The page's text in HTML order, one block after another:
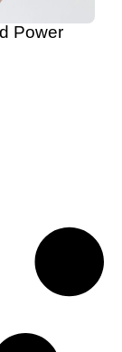
Power